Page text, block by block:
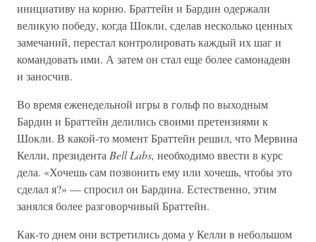
инициативу на корню. Браттейн и Бардин одержали
великую победу, когда Шокли, сделав несколько ценных
замечаний, перестал контролировать каждый их шаг и
командовать ими. А затем он стал еще более самонадеян
и заносчив.
Во время еженедельной игры в гольф по выходным
Бардин и Браттейн делились своими претензиями к
Шокли. В какой-то момент Браттейн решил, что Мервина
Келли, президента Bell Labs, необходимо ввести в курс
дела. «Хочешь сам позвонить ему или хочешь, чтобы это
сделал я?» — спросил он Бардина. Естественно, этим
занялся более разговорчивый Браттейн.
Как-то днем они встретились дома у Келли в небольшом